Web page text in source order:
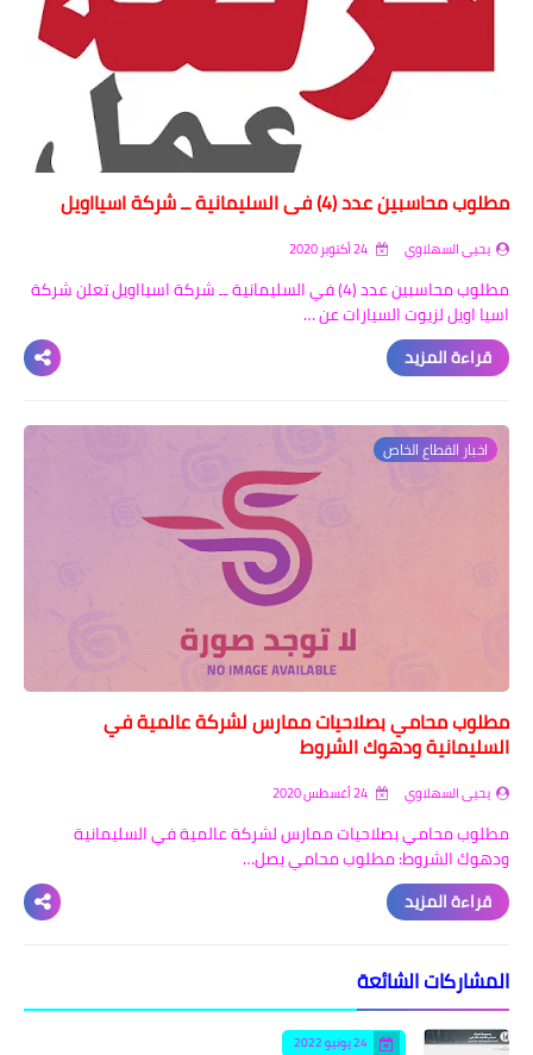
الاخبار العامة
مطلوب محاسبين عدد (4) في السليمانية ــ شركة اسيااويل
يحيى السهلاوي
مطلوب محاسبين عدد (4) في السليمانية ــ شركة اسيااويل تعلن شركة
اسيا اويل لزيوت السيارات عن …
قراءة المزيد
اخبار القطاع الخاص
مطلوب محامي بصلاحيات ممارس لشركة عالمية في
السليمانية ودهوك الشروط
يحيى السهلاوي
مطلوب محامي بصلاحيات ممارس لشركة عالمية في السليمانية
ودهوك الشروط: مطلوب محامي بصل…
قراءة المزيد
المشاركات الشائعة
24 يونيو 2022